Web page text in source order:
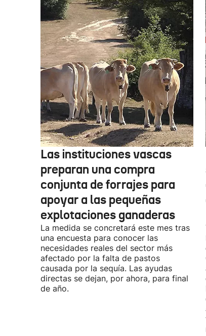
Las instituciones vascas
preparan una compra
conjunta de forrajes para
apoyar a las pequeñas
explotaciones ganaderas
La medida se concretará este mes tras
una encuesta para conocer las
necesidades reales del sector más
afectado por la falta de pastos
causada por la sequía. Las ayudas
directas se dejan, por ahora, para final
de año.